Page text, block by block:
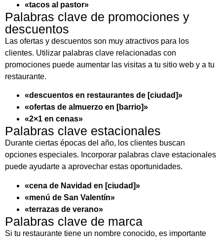
«tacos al pastor»
Palabras clave de promociones y
descuentos
Las ofertas y descuentos son muy atractivos para los
clientes. Utilizar palabras clave relacionadas con
promociones puede aumentar las visitas a tu sitio web y a tu
restaurante.
«descuentos en restaurantes de [ciudad]»
«ofertas de almuerzo en [barrio]»
«2×1 en cenas»
Palabras clave estacionales
Durante ciertas épocas del año, los clientes buscan
opciones especiales. Incorporar palabras clave estacionales
puede ayudarte a aprovechar estas oportunidades.
«cena de Navidad en [ciudad]»
«menú de San Valentín»
«terrazas de verano»
Palabras clave de marca
Si tu restaurante tiene un nombre conocido, es importante